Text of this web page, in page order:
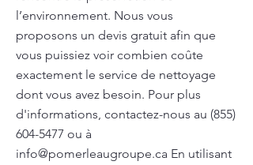
l’environnement. Nous vous
proposons un devis gratuit afin que
vous puissiez voir combien coûte
exactement le service de nettoyage
dont vous avez besoin. Pour plus
d'informations, contactez-nous au (855)
604-5477 ou à
info@pomerleaugroupe.ca En utilisant